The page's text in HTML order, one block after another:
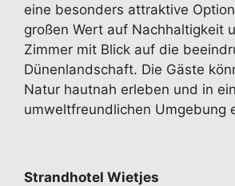
eine besonders attraktive
großen Wert auf Nachhaltigkeit
Zimmer mit Blick auf die
Dünenlandschaft. Die Gäste
Natur hautnah erleben und in
umweltfreundlichen Umgebung
Strandhotel Wietjes